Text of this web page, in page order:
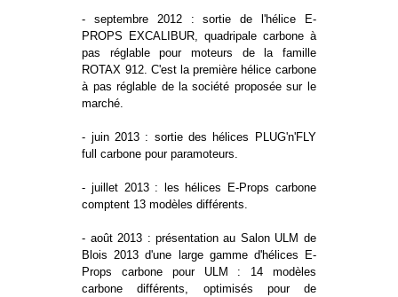
- septembre 2012 : sortie de l'hélice E-
PROPS EXCALIBUR, quadripale carbone à
pas réglable pour moteurs de la famille
ROTAX 912. C'est la première hélice carbone
à pas réglable de la société proposée sur le
marché.
- juin 2013 : sortie des hélices PLUG'n'FLY
full carbone pour paramoteurs.
- juillet 2013 : les hélices E-Props carbone
comptent 13 modèles différents.
- août 2013 : présentation au Salon ULM de
Blois 2013 d'une large gamme d'hélices E-
Props carbone pour ULM : 14 modèles
carbone différents, optimisés pour de